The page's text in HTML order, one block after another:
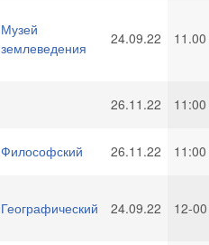
Музей
землеведения
24.09.22 11.00
26.11.22 11:00
Философский 26.11.22 11:00
Географический 24.09.22 12-00